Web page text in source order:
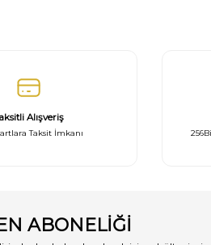
Alışveriş
Taksit İmkanı
ABONELİĞİ